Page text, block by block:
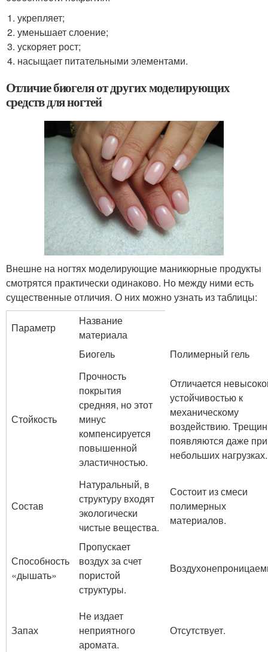
укрепляет;
уменьшает слоение;
ускоряет рост;
насыщает питательными элементами.
Отличие биогеля от других моделирующих
средств для ногтей
Внешне на ногтях моделирующие маникюрные продукты
смотрятся практически одинаково. Но между ними есть
существенные отличия. О них можно узнать из таблицы:
Параметр
Название
материала
Биогель
Полимерный гель
Стойкость
Прочность
покрытия
средняя, но этот
минус
компенсируется
повышенной
эластичностью.
Отличается
устойчивостью к
механическому
воздействию.
появляются даже при
небольших нагрузках.
Состав
Натуральный, в
структуру входят
экологически
чистые вещества.
Состоит из смеси
полимерных
материалов.
Способность
«дышать»
Пропускает
воздух за счет
пористой
структуры.
Запах
Не издает
неприятного
аромата.
Отсутствует.